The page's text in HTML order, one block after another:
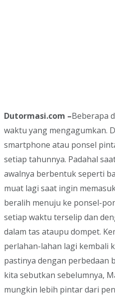
Dutormasi.com –Beberapa
waktu yang mengagumkan.
smartphone atau ponsel
setiap tahunnya. Padahal
awalnya berbentuk seperti
muat lagi saat ingin
beralih menuju ke ponsel-
setiap waktu terselip dan
dalam tas ataupu dompet.
perlahan-lahan lagi kembali
pastinya dengan perbedaan
kita sebutkan sebelumnya,
mungkin lebih pintar dari